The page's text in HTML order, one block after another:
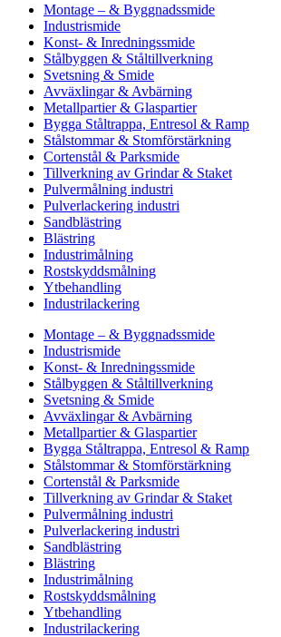
Montage – & Byggnadssmide
Industrismide
Konst- & Inredningssmide
Stålbyggen & Ståltillverkning
Svetsning & Smide
Avväxlingar & Avbärning
Metallpartier & Glaspartier
Bygga Ståltrappa, Entresol & Ramp
Stålstommar & Stomförstärkning
Cortenstål & Parksmide
Tillverkning av Grindar & Staket
Pulvermålning industri
Pulverlackering industri
Sandblästring
Blästring
Industrimålning
Rostskyddsmålning
Ytbehandling
Industrilackering
Montage – & Byggnadssmide
Industrismide
Konst- & Inredningssmide
Stålbyggen & Ståltillverkning
Svetsning & Smide
Avväxlingar & Avbärning
Metallpartier & Glaspartier
Bygga Ståltrappa, Entresol & Ramp
Stålstommar & Stomförstärkning
Cortenstål & Parksmide
Tillverkning av Grindar & Staket
Pulvermålning industri
Pulverlackering industri
Sandblästring
Blästring
Industrimålning
Rostskyddsmålning
Ytbehandling
Industrilackering